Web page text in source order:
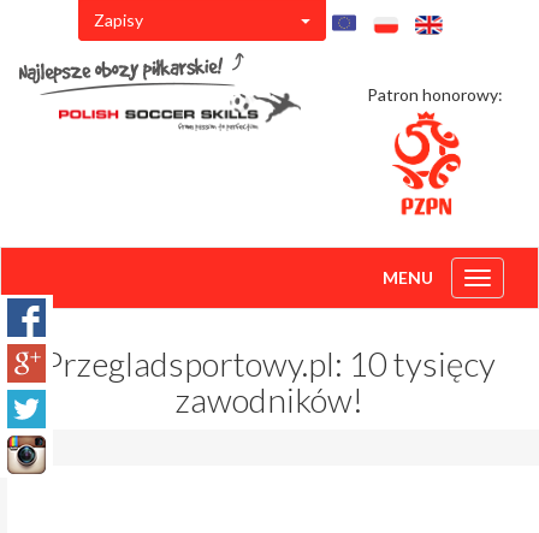
Zapisy
Patron honorowy:
Toggle
MENU
Przegladsportowy.pl: 10 tysięcy
zawodników!